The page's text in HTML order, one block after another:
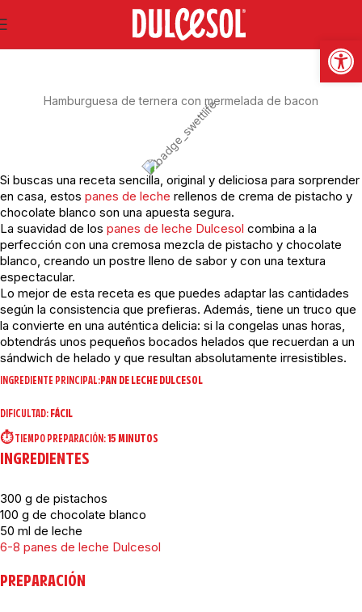
SWEET LIFE
Hamburguesa de ternera con mermelada de bacon
Si buscas una receta sencilla, original y deliciosa para sorprender
en casa, estos panes de leche rellenos de crema de pistacho y
chocolate blanco son una apuesta segura.
La suavidad de los panes de leche Dulcesol combina a la
perfección con una cremosa mezcla de pistacho y chocolate
blanco, creando un postre lleno de sabor y con una textura
espectacular.
Lo mejor de esta receta es que puedes adaptar las cantidades
según la consistencia que prefieras. Además, tiene un truco que
la convierte en una auténtica delicia: si la congelas unas horas,
obtendrás unos pequeños bocados helados que recuerdan a un
sándwich de helado y que resultan absolutamente irresistibles.
INGREDIENTE PRINCIPAL:PAN DE LECHE DULCESOL
DIFICULTAD:FÁCIL
⏱️ TIEMPO PREPARACIÓN:15 MINUTOS
INGREDIENTES
300 g de pistachos
100 g de chocolate blanco
50 ml de leche
6-8 panes de leche Dulcesol
PREPARACIÓN